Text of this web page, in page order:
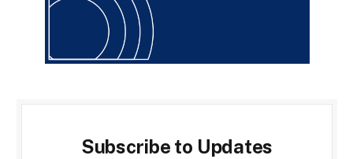
Subscribe to Updates